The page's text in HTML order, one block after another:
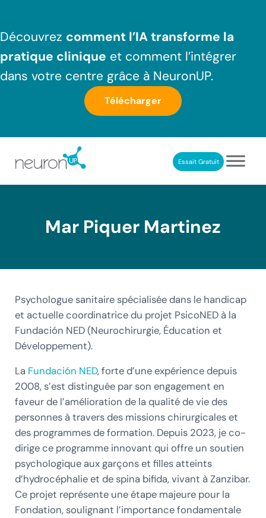
Découvrez comment l’IA transforme la
pratique clinique et comment l’intégrer
dans votre centre grâce à NeuronUP.
Télécharger
Essait Gratuit
Mar Piquer Martinez
Psychologue sanitaire spécialisée dans le handicap
et actuelle coordinatrice du projet PsicoNED à la
Fundación NED (Neurochirurgie, Éducation et
Développement).
La Fundación NED, forte d’une expérience depuis
2008, s’est distinguée par son engagement en
faveur de l’amélioration de la qualité de vie des
personnes à travers des missions chirurgicales et
des programmes de formation. Depuis 2023, je co-
dirige ce programme innovant qui offre un soutien
psychologique aux garçons et filles atteints
d’hydrocéphalie et de spina bifida, vivant à Zanzibar.
Ce projet représente une étape majeure pour la
Fondation, soulignant l’importance fondamentale